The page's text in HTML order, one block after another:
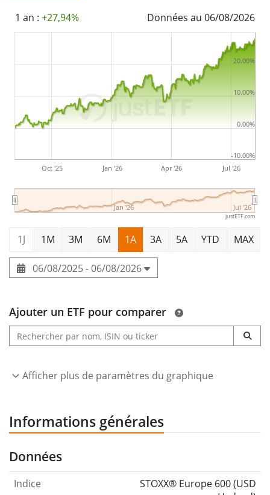
1 an : +27,94% Données au 06/08/2026
Oct '25 Jan '26 Apr '26 Jul '26
Jan '26 Jul '26
-10.00%
0.00%
10.00%
20.00%
justETF.com
1J 1M 3M 6M 1A 3A 5A YTD MAX
06/08/2025 - 06/08/2026
Ajouter un ETF pour comparer
Afficher plus de paramètres du graphique
Informations générales
Données
Indice
STOXX® Europe 600 (USD